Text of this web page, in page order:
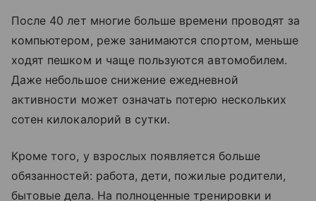
После 40 лет многие больше времени проводят за
компьютером, реже занимаются спортом, меньше
ходят пешком и чаще пользуются автомобилем.
Даже небольшое снижение ежедневной
активности может означать потерю нескольких
сотен килокалорий в сутки.
Кроме того, у взрослых появляется больше
обязанностей: работа, дети, пожилые родители,
бытовые дела. На полноценные тренировки и